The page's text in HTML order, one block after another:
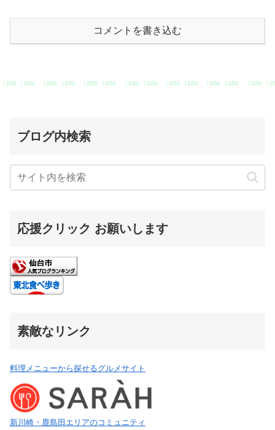
コメントを書き込む
ブログ内検索
応援クリック お願いします
素敵なリンク
料理メニューから探せるグルメサイト
新川崎・鹿島田エリアのコミュニティ